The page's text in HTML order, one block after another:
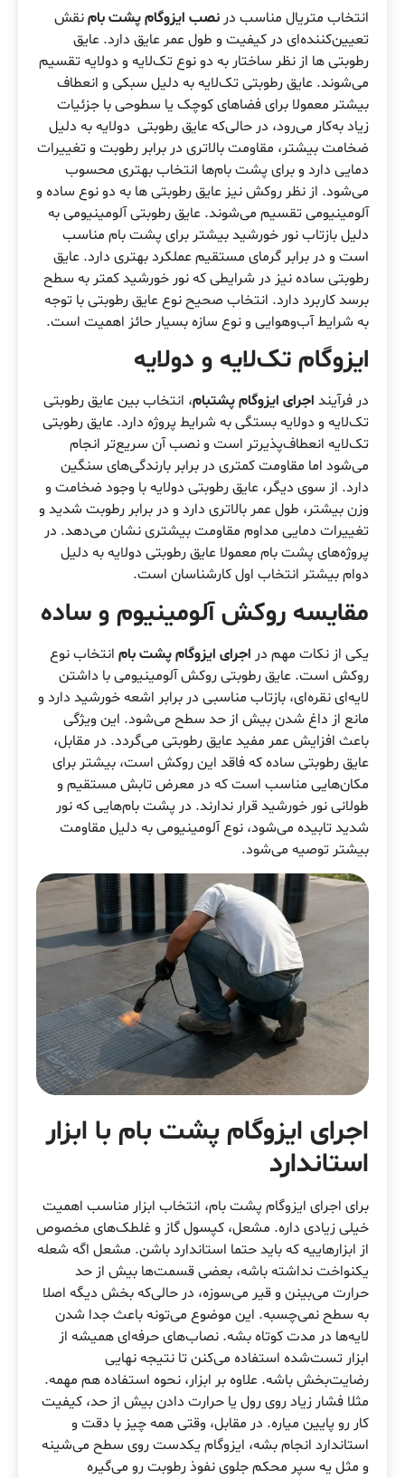
انتخاب متریال مناسب در نصب ایزوگام پشت بامنقش
تعیین‌کننده‌ای در کیفیت و طول عمر عایق دارد. عایق
رطوبتی ها از نظر ساختار به دو نوع تک‌لایه و دولایه تقسیم
می‌شوند. عایق رطوبتی تک‌لایه به دلیل سبکی و انعطاف
بیشتر معمولا برای فضاهای کوچک یا سطوحی با جزئیات
زیاد به‌کار می‌رود، در حالی‌که عایق رطوبتی دولایه به دلیل
ضخامت بیشتر، مقاومت بالاتری در برابر رطوبت و تغییرات
دمایی دارد و برای پشت بام‌ها انتخاب بهتری محسوب
می‌شود. از نظر روکش نیز عایق رطوبتی ها به دو نوع ساده و
آلومینیومی تقسیم می‌شوند. عایق رطوبتی آلومینیومی به
دلیل بازتاب نور خورشید بیشتر برای پشت بام مناسب
است و در برابر گرمای مستقیم عملکرد بهتری دارد. عایق
رطوبتی ساده نیز در شرایطی که نور خورشید کمتر به سطح
برسد کاربرد دارد. انتخاب صحیح نوع عایق رطوبتی با توجه
به شرایط آب‌وهوایی و نوع سازه بسیار حائز اهمیت است.
ایزوگام تک‌لایه و دولایه
در فرآیند اجرای ایزوگام پشتبام، انتخاب بین عایق رطوبتی
تک‌لایه و دولایه بستگی به شرایط پروژه دارد. عایق رطوبتی
تک‌لایه انعطاف‌پذیرتر است و نصب آن سریع‌تر انجام
می‌شود اما مقاومت کمتری در برابر بارندگی‌های سنگین
دارد. از سوی دیگر، عایق رطوبتی دولایه با وجود ضخامت و
وزن بیشتر، طول عمر بالاتری دارد و در برابر رطوبت شدید و
تغییرات دمایی مداوم مقاومت بیشتری نشان می‌دهد. در
پروژه‌های پشت بام معمولا عایق رطوبتی دولایه به دلیل
دوام بیشتر انتخاب اول کارشناسان است.
مقایسه روکش آلومینیوم و ساده
یکی از نکات مهم در اجرای ایزوگام پشت بام انتخاب نوع
روکش است. عایق رطوبتی روکش آلومینیومی با داشتن
لایه‌ای نقره‌ای، بازتاب مناسبی در برابر اشعه خورشید دارد و
مانع از داغ شدن بیش از حد سطح می‌شود. این ویژگی
باعث افزایش عمر مفید عایق رطوبتی می‌گردد. در مقابل،
عایق رطوبتی ساده که فاقد این روکش است، بیشتر برای
مکان‌هایی مناسب است که در معرض تابش مستقیم و
طولانی نور خورشید قرار ندارند. در پشت بام‌هایی که نور
شدید تابیده می‌شود، نوع آلومینیومی به دلیل مقاومت
بیشتر توصیه می‌شود.
اجرای ایزوگام پشت بام با ابزار
استاندارد
برای اجرای ایزوگام پشت بام، انتخاب ابزار مناسب اهمیت
خیلی زیادی داره. مشعل، کپسول گاز و غلطک‌های مخصوص
از ابزارهاییه که باید حتما استاندارد باشن. مشعل اگه شعله
یکنواخت نداشته باشه، بعضی قسمت‌ها بیش از حد
حرارت می‌بینن و قیر می‌سوزه، در حالی‌که بخش دیگه اصلا
به سطح نمی‌چسبه. این موضوع می‌تونه باعث جدا شدن
لایه‌ها در مدت کوتاه بشه. نصاب‌های حرفه‌ای همیشه از
ابزار تست‌شده استفاده می‌کنن تا نتیجه نهایی
رضایت‌بخش باشه. علاوه بر ابزار، نحوه استفاده هم مهمه.
مثلا فشار زیاد روی رول یا حرارت دادن بیش از حد، کیفیت
کار رو پایین میاره. در مقابل، وقتی همه چیز با دقت و
استاندارد انجام بشه، ایزوگام یکدست روی سطح می‌شینه
و مثل یه سپر محکم جلوی نفوذ رطوبت رو می‌گیره